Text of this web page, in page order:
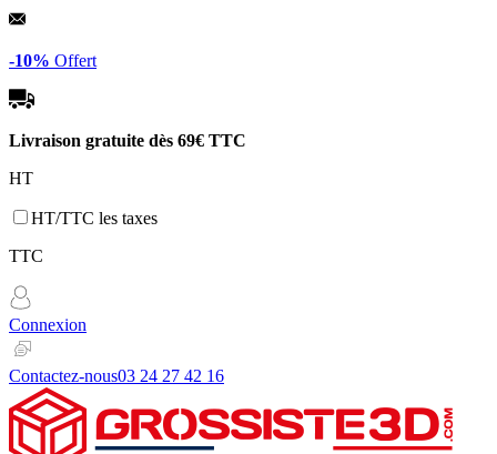
Panneau de gestion des cookies
-10% Offert
Livraison gratuite dès 69€ TTC
HT
HT/TTC les taxes
TTC
Connexion
Contactez-nous03 24 27 42 16